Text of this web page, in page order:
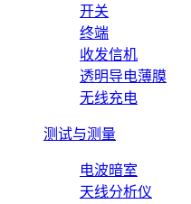
开关
终端
收发信机
透明导电薄膜
无线充电
测试与测量
电波暗室
天线分析仪